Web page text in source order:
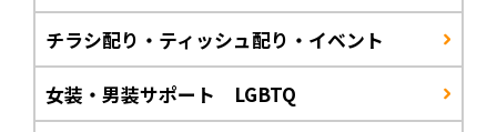
チラシ配り・ティッシュ配り・イベント
女装・男装サポート LGBTQ